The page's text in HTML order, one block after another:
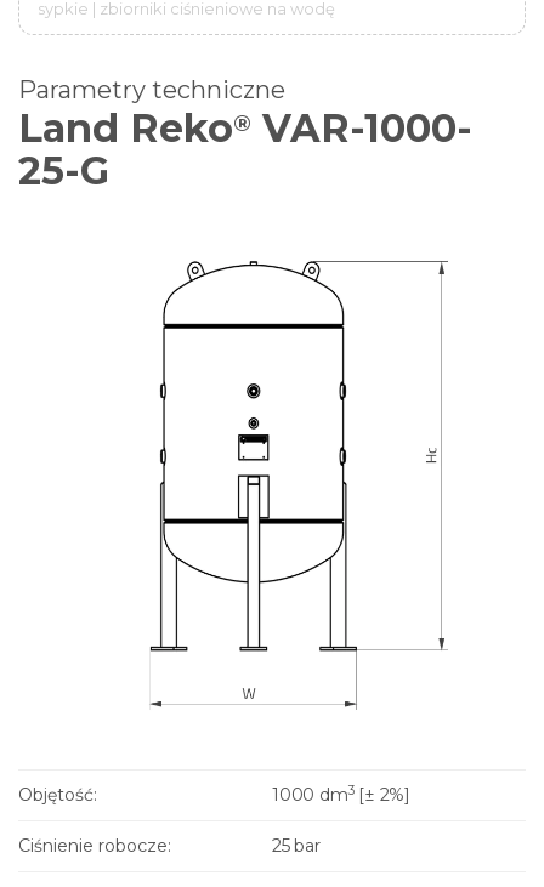
sypkie | zbiorniki ciśnieniowe na wodę
Parametry techniczne
Land Reko® VAR-1000-
25-G
Objętość: 1000 dm3[± 2%]
Ciśnienie robocze: 25 bar